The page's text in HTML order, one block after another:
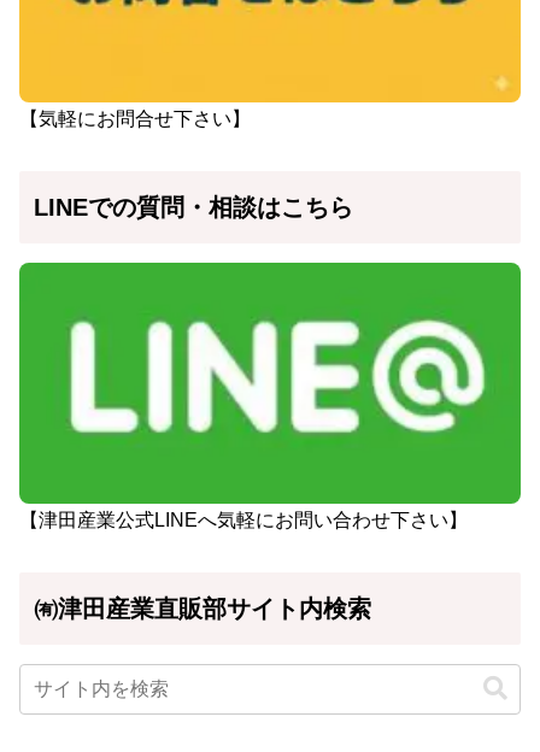
【気軽にお問合せ下さい】
LINEでの質問・相談はこちら
【津田産業公式LINEへ気軽にお問い合わせ下さい】
㈲津田産業直販部サイト内検索